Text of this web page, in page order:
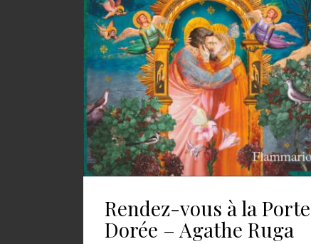
Rendez-vous à la Porte
Dorée – Agathe Ruga